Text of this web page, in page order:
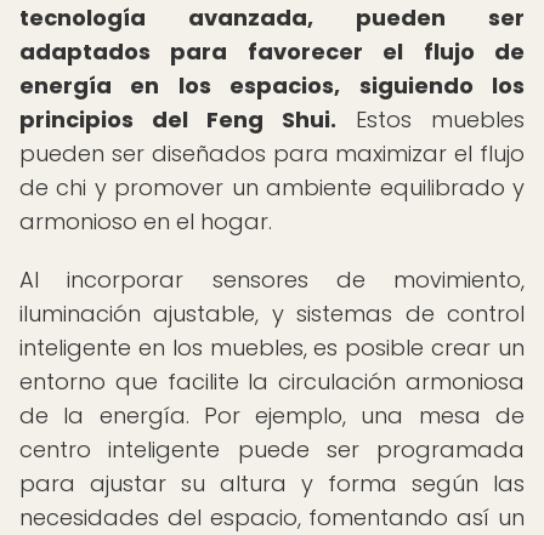
tecnología avanzada, pueden ser
adaptados para favorecer el flujo de
energía en los espacios, siguiendo los
principios del Feng Shui. Estos muebles
pueden ser diseñados para maximizar el flujo
de chi y promover un ambiente equilibrado y
armonioso en el hogar.
Al incorporar sensores de movimiento,
iluminación ajustable, y sistemas de control
inteligente en los muebles, es posible crear un
entorno que facilite la circulación armoniosa
de la energía. Por ejemplo, una mesa de
centro inteligente puede ser programada
para ajustar su altura y forma según las
necesidades del espacio, fomentando así un